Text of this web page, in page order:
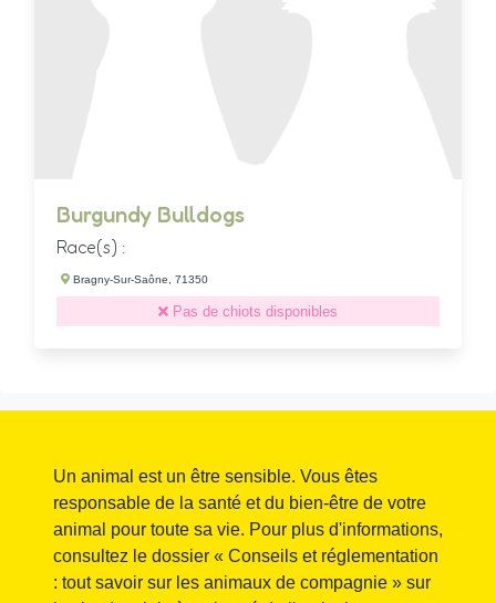
Burgundy Bulldogs
Race(s) :
Bragny-Sur-Saône, 71350
Pas de chiots disponibles
Un animal est un être sensible. Vous êtes
responsable de la santé et du bien-être de votre
animal pour toute sa vie. Pour plus d'informations,
consultez le dossier « Conseils et réglementation
: tout savoir sur les animaux de compagnie » sur